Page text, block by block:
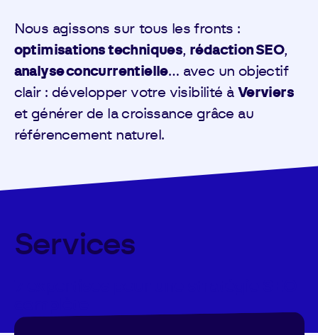
Nous agissons sur tous les fronts :
optimisations techniques, rédaction SEO,
analyse concurrentielle… avec un objectif
clair : développer votre visibilité à Verviers
et générer de la croissance grâce au
référencement naturel.
Services